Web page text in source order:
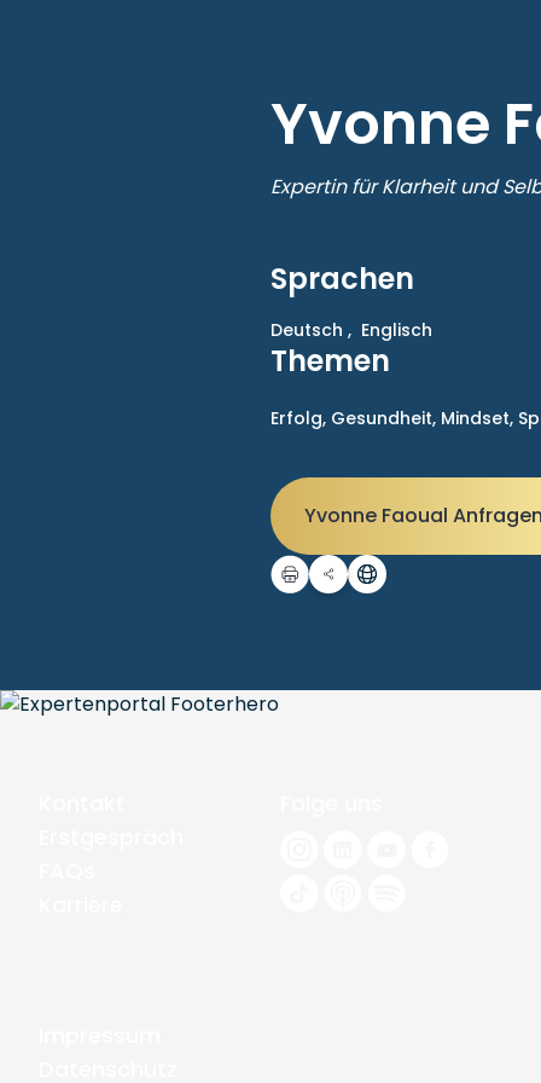
Yvonne
Expertin für Klarheit und
Sprachen
Deutsch , Englisch
Themen
Erfolg, Gesundheit, Mindset,
Yvonne Faoual Anfragen